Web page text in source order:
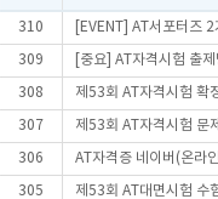
310 [EVENT] AT서포터즈
309 [중요] AT자격시험 출
308 제53회 AT자격시험 확
307 제53회 AT자격시험 문
306 AT자격증 네이버(온라
305 제53회 AT대면시험 수